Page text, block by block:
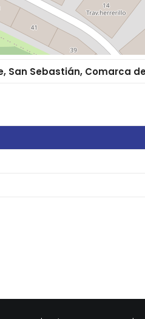
San Sebastián, Comarca